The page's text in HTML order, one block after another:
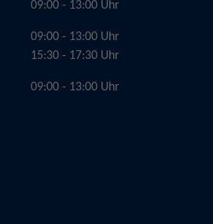
09:00 - 13:00 Uhr
09:00 - 13:00 Uhr
15:30 - 17:30 Uhr
09:00 - 13:00 Uhr